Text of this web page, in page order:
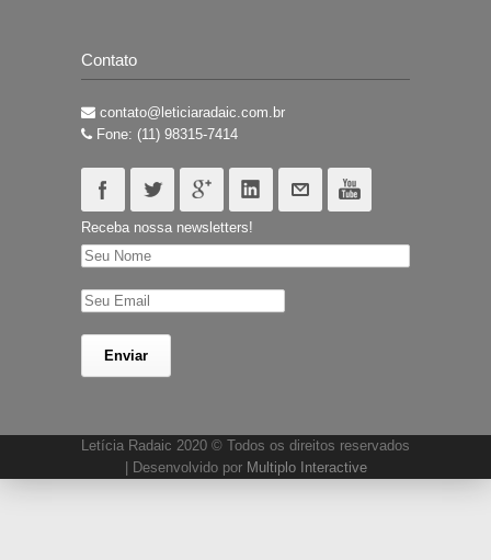
Contato
contato@leticiaradaic.com.br
Fone: (11) 98315-7414
Receba nossa newsletters!
Letícia Radaic 2020 © Todos os direitos reservados
| Desenvolvido por Multiplo Interactive